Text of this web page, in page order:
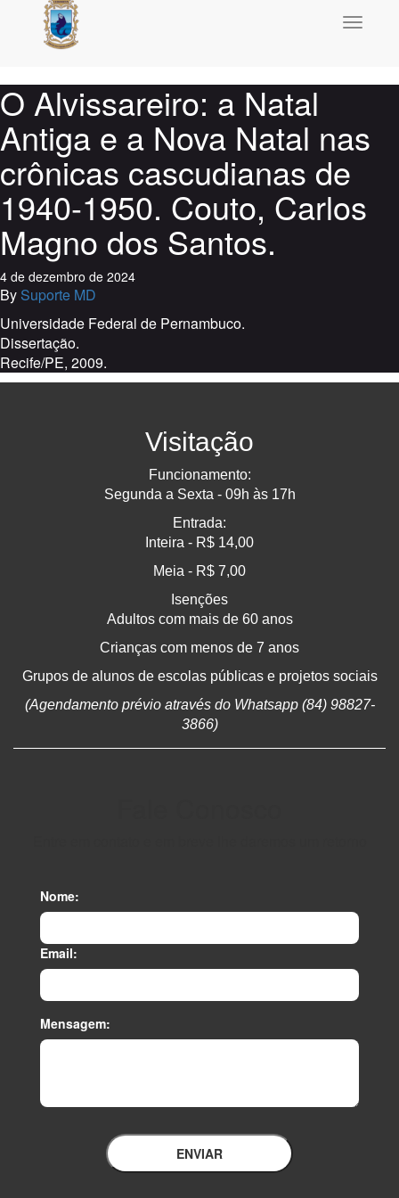
Toggle
O Alvissareiro: a Natal
Antiga e a Nova Natal nas
crônicas cascudianas de
1940-1950. Couto, Carlos
Magno dos Santos.
4 de dezembro de 2024
By Suporte MD
Universidade Federal de Pernambuco.
Dissertação.
Recife/PE, 2009.
Visitação
Funcionamento:
Segunda a Sexta - 09h às 17h
Entrada:
Inteira - R$ 14,00
Meia - R$ 7,00
Isenções
Adultos com mais de 60 anos
Crianças com menos de 7 anos
Grupos de alunos de escolas públicas e projetos sociais
(Agendamento prévio através do Whatsapp (84) 98827-
3866)
Nome:
Email:
Mensagem:
ENVIAR